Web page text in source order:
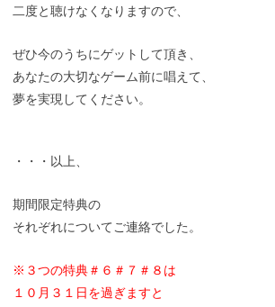
二度と聴けなくなりますので、
ぜひ今のうちにゲットして頂き、
あなたの大切なゲーム前に唱えて、
夢を実現してください。
・・・以上、
期間限定特典の
それぞれについてご連絡でした。
※３つの特典＃６＃７＃８は
１０月３１日を過ぎますと